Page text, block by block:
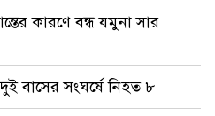
কারণে বন্ধ যমুনা সার
বাসের সংঘর্ষে নিহত ৮